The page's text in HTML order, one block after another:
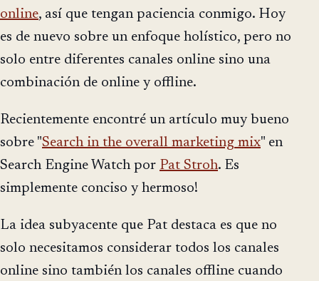
online, así que tengan paciencia conmigo. Hoy
es de nuevo sobre un enfoque holístico, pero no
solo entre diferentes canales online sino una
combinación de online y offline.
Recientemente encontré un artículo muy bueno
sobre "Search in the overall marketing mix" en
Search Engine Watch por Pat Stroh. Es
simplemente conciso y hermoso!
La idea subyacente que Pat destaca es que no
solo necesitamos considerar todos los canales
online sino también los canales offline cuando